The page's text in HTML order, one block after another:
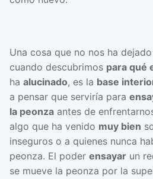
Una cosa que no nos ha
cuando descubrimos para qué
ha alucinado, es la base
a pensar que serviría para
la peonza antes de
algo que ha venido muy bien
inseguros o a quienes nunca
peonza. El poder ensayar un
se mueve la peonza por la